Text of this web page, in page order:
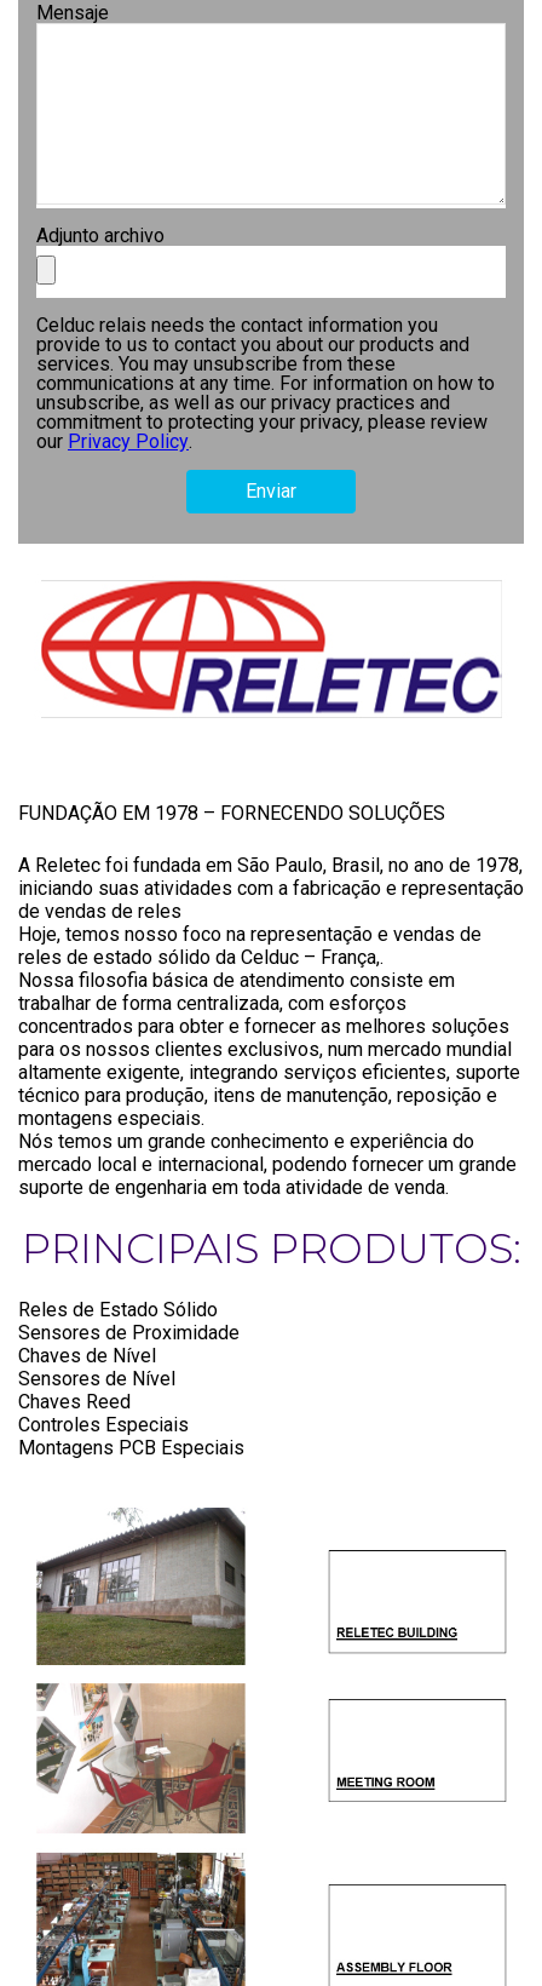
Mensaje
Adjunto archivo
Celduc relais needs the contact information you
provide to us to contact you about our products and
services. You may unsubscribe from these
communications at any time. For information on how to
unsubscribe, as well as our privacy practices and
commitment to protecting your privacy, please review
our Privacy Policy.
FUNDAÇÃO EM 1978 – FORNECENDO SOLUÇÕES
A Reletec foi fundada em São Paulo, Brasil, no ano de 1978,
iniciando suas atividades com a fabricação e representação
de vendas de reles
Hoje, temos nosso foco na representação e vendas de
reles de estado sólido da Celduc – França,.
Nossa filosofia básica de atendimento consiste em
trabalhar de forma centralizada, com esforços
concentrados para obter e fornecer as melhores soluções
para os nossos clientes exclusivos, num mercado mundial
altamente exigente, integrando serviços eficientes, suporte
técnico para produção, itens de manutenção, reposição e
montagens especiais.
Nós temos um grande conhecimento e experiência do
mercado local e internacional, podendo fornecer um grande
suporte de engenharia em toda atividade de venda.
PRINCIPAIS PRODUTOS:
Reles de Estado Sólido
Sensores de Proximidade
Chaves de Nível
Sensores de Nível
Chaves Reed
Controles Especiais
Montagens PCB Especiais